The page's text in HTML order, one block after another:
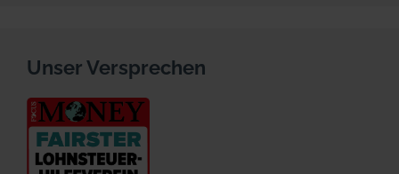
Unser Versprechen